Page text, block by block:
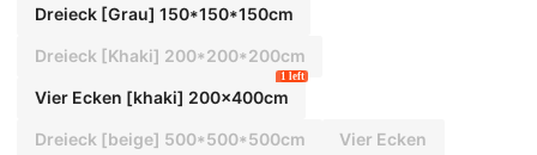
Dreieck [Grau] 150*150*150cm
Dreieck [Khaki] 200*200*200cm
Vier Ecken [khaki] 200x400cm
1 left
Dreieck [beige] 500*500*500cm Vier Ecken